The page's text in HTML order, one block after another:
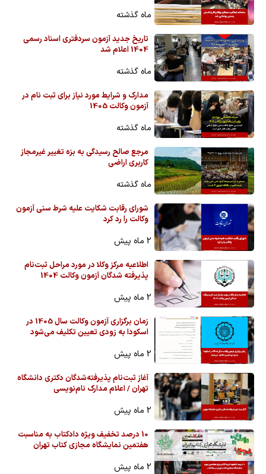
ماه گذشته
تاریخ جدید آزمون سردفتری اسناد رسمی
1404 اعلام شد
ماه گذشته
مدارک و شرایط مورد نیاز برای ثبت نام در
آزمون وکالت 1405
ماه گذشته
مرجع صالح رسیدگی به بزه تغییر غیرمجاز
کاربری اراضی
ماه گذشته
شورای رقابت شکایت علیه شرط سنی آزمون
وکالت را رد کرد
2 ماه پیش
اطلاعیه مرکز وکلا در مورد مراحل ثبت‌نام
پذیرفته شدگان آزمون وکالت 1404
2 ماه پیش
زمان برگزاری آزمون وکالت سال 1405 در
اسکودا به زودی تعیین تکلیف می‌شود
2 ماه پیش
آغاز ثبت‌نام پذیرفته‌شدگان دکتری دانشگاه
تهران / اعلام مدارک نام‌نویسی
2 ماه پیش
10 درصد تخفیف ویژه دادکتاب به مناسبت
هفتمین نمایشگاه مجازی کتاب تهران
2 ماه پیش